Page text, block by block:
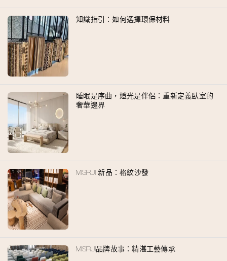
知識指引：如何選擇環保材料
睡眠是序曲，燈光是伴侶：重新定義臥室的
奢華邊界
MISIRUI 新品：格紋沙發
MISIRUI品牌故事：精湛工藝傳承